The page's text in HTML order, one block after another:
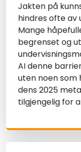
Jakten på
hindres ofte av
Mange
begrenset og
AI denne
uten noen som
dens 2025
tilgjengelig for